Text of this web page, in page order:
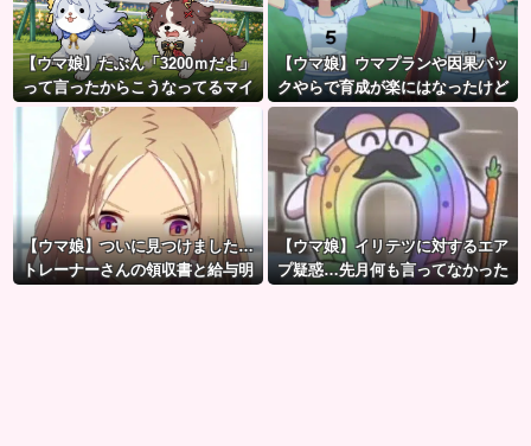
【ウマ娘】たぶん「3200ｍだよ」
って言ったからこうなってるマイ
ル犬
【ウマ娘】ウマプランや因果パッ
クやらで育成が楽にはなったけど
ハードルも高くなってるんだ。
【ウマ娘】ついに見つけました…
トレーナーさんの領収書と給与明
【ウマ娘】イリテツに対するエア
プ疑惑…先月何も言ってなかった